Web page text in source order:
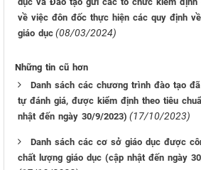
về việc đôn đốc thực hiện các quy định
giáo dục (08/03/2024)
Những tin cũ hơn
Danh sách các chương trình đào tạo
tự đánh giá, được kiểm định theo tiêu
nhật đến ngày 30/9/2023) (17/10/2023)
Danh sách các cơ sở giáo dục được
chất lượng giáo dục (cập nhật đến ngày